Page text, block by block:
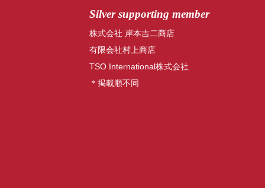
Silver supporting member
株式会社 岸本吉二商店
有限会社村上商店
TSO International株式会社
＊掲載順不同